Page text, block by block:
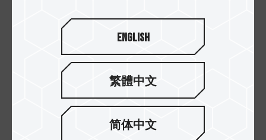
차량 블랙박스의 최고 파트너
TEAMGROUP의 Dash Card는 차량 블랙박스를 위
해 섬세하게 디자인된 메모리 카드입니다. 시장에
English
繁體中文
简体中文